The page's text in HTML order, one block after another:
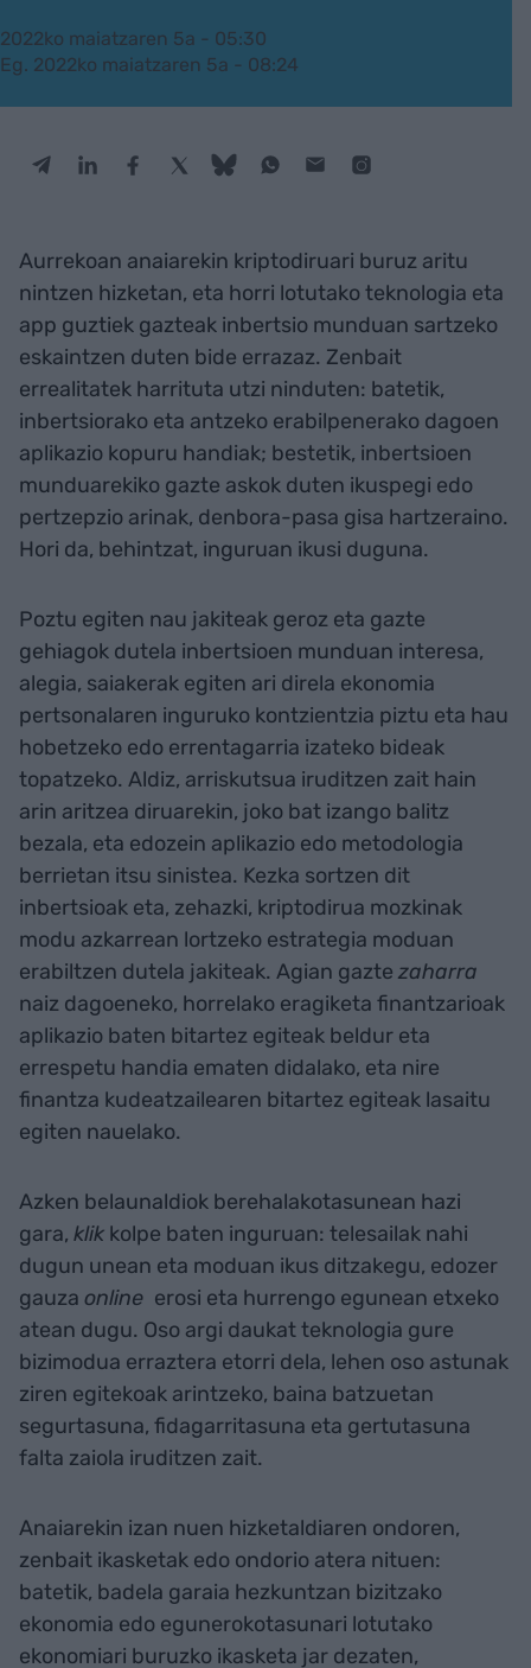
2022ko maiatzaren 5a - 05:30
Eg. 2022ko maiatzaren 5a - 08:24
Aurrekoan anaiarekin kriptodiruari buruz aritu
nintzen hizketan, eta horri lotutako teknologia eta
app guztiek gazteak inbertsio munduan sartzeko
eskaintzen duten bide errazaz. Zenbait
errealitatek harrituta utzi ninduten: batetik,
inbertsiorako eta antzeko erabilpenerako dagoen
aplikazio kopuru handiak; bestetik, inbertsioen
munduarekiko gazte askok duten ikuspegi edo
pertzepzio arinak, denbora-pasa gisa hartzeraino.
Hori da, behintzat, inguruan ikusi duguna.
Poztu egiten nau jakiteak geroz eta gazte
gehiagok dutela inbertsioen munduan interesa,
alegia, saiakerak egiten ari direla ekonomia
pertsonalaren inguruko kontzientzia piztu eta hau
hobetzeko edo errentagarria izateko bideak
topatzeko. Aldiz, arriskutsua iruditzen zait hain
arin aritzea diruarekin, joko bat izango balitz
bezala, eta edozein aplikazio edo metodologia
berrietan itsu sinistea. Kezka sortzen dit
inbertsioak eta, zehazki, kriptodirua mozkinak
modu azkarrean lortzeko estrategia moduan
erabiltzen dutela jakiteak. Agian gazte zaharra
naiz dagoeneko, horrelako eragiketa finantzarioak
aplikazio baten bitartez egiteak beldur eta
errespetu handia ematen didalako, eta nire
finantza kudeatzailearen bitartez egiteak lasaitu
egiten nauelako.
Azken belaunaldiok berehalakotasunean hazi
gara, klik kolpe baten inguruan: telesailak nahi
dugun unean eta moduan ikus ditzakegu, edozer
gauza online erosi eta hurrengo egunean etxeko
atean dugu. Oso argi daukat teknologia gure
bizimodua erraztera etorri dela, lehen oso astunak
ziren egitekoak arintzeko, baina batzuetan
segurtasuna, fidagarritasuna eta gertutasuna
falta zaiola iruditzen zait.
Anaiarekin izan nuen hizketaldiaren ondoren,
zenbait ikasketak edo ondorio atera nituen:
batetik, badela garaia hezkuntzan bizitzako
ekonomia edo egunerokotasunari lotutako
ekonomiari buruzko ikasketa jar dezaten,